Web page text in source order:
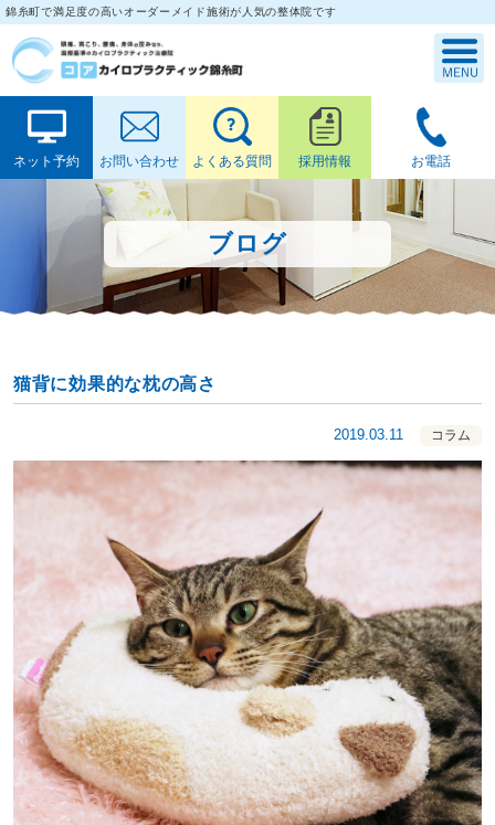
錦糸町で満足度の高いオーダーメイド施術が人気の整体院です
ネット予約 お問い合わせ よくある質問 採用情報 お電話
ブログ
猫背に効果的な枕の高さ
2019.03.11 コラム